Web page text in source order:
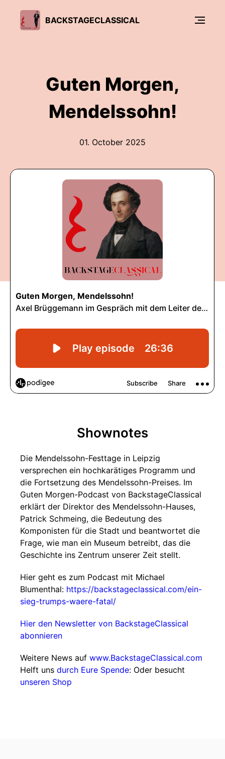
BACKSTAGECLASSICAL
Guten Morgen,
Mendelssohn!
01. October 2025
Shownotes
Die Mendelssohn-Festtage in Leipzig
versprechen ein hochkarätiges Programm und
die Fortsetzung des Mendelssohn-Preises. Im
Guten Morgen-Podcast von BackstageClassical
erklärt der Direktor des Mendelssohn-Hauses,
Patrick Schmeing, die Bedeutung des
Komponisten für die Stadt und beantwortet die
Frage, wie man ein Museum betreibt, das die
Geschichte ins Zentrum unserer Zeit stellt.
Hier geht es zum Podcast mit Michael
Blumenthal: https://backstageclassical.com/ein-
sieg-trumps-waere-fatal/
Hier den Newsletter von BackstageClassical
abonnieren
Weitere News auf www.BackstageClassical.com
Helft uns durch Eure Spende: Oder besucht
unseren Shop